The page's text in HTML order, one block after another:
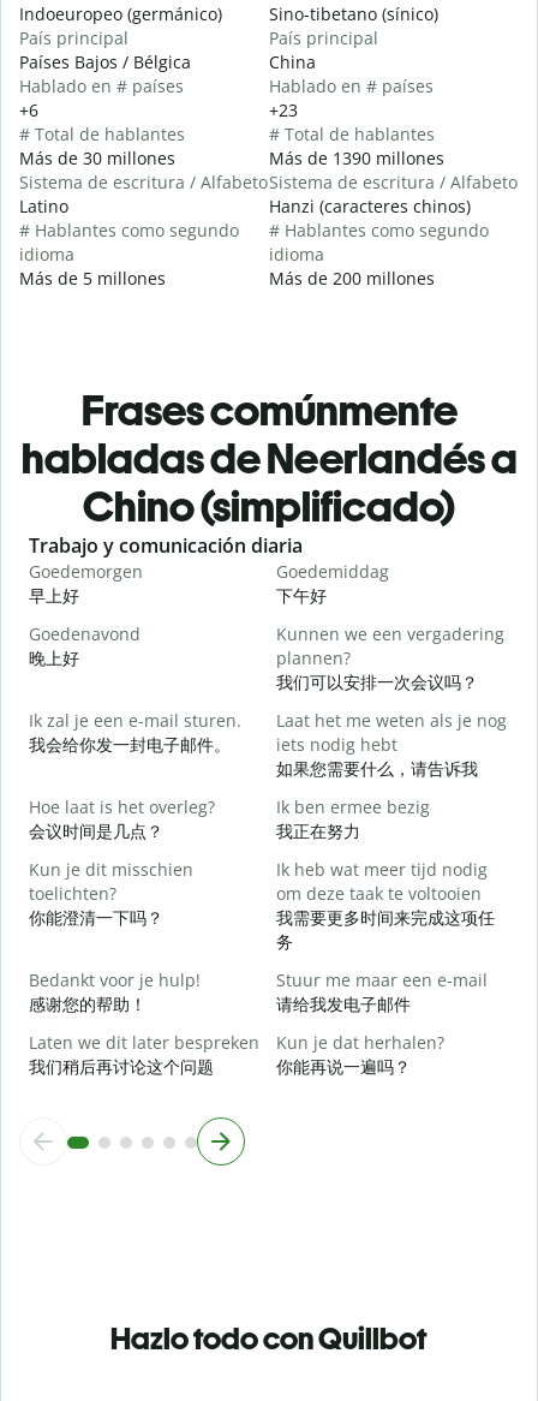
Indoeuropeo (germánico)
País principal
Países Bajos / Bélgica
Hablado en # países
+6
# Total de hablantes
Más de 30 millones
Sistema de escritura / Alfabeto
Latino
# Hablantes como segundo
idioma
Más de 5 millones
Sino-tibetano (sínico)
País principal
China
Hablado en # países
+23
# Total de hablantes
Más de 1390 millones
Sistema de escritura / Alfabeto
Hanzi (caracteres chinos)
# Hablantes como segundo
idioma
Más de 200 millones
Frases comúnmente
habladas de Neerlandés a
Chino (simplificado)
Slide 1 of 6
Trabajo y comunicación diaria
Goedemorgen
早上好
Goedemiddag
下午好
Goedenavond
晚上好
Kunnen we een vergadering
plannen?
我们可以安排一次会议吗？
Ik zal je een e-mail sturen.
我会给你发一封电子邮件。
Laat het me weten als je nog
iets nodig hebt
如果您需要什么，请告诉我
Hoe laat is het overleg?
会议时间是几点？
Ik ben ermee bezig
我正在努力
Kun je dit misschien
toelichten?
你能澄清一下吗？
Ik heb wat meer tijd nodig
om deze taak te voltooien
我需要更多时间来完成这项任
务
Bedankt voor je hulp!
感谢您的帮助！
Stuur me maar een e-mail
请给我发电子邮件
Laten we dit later bespreken
我们稍后再讨论这个问题
Kun je dat herhalen?
你能再说一遍吗？
Hazlo todo con Quillbot